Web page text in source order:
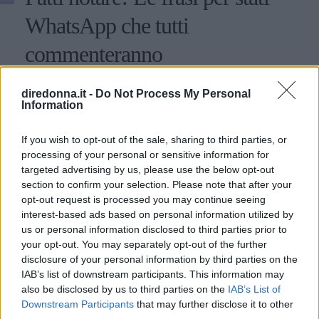
diredonna.it - Do Not Process My Personal
Information
If you wish to opt-out of the sale, sharing to third parties, or
processing of your personal or sensitive information for
targeted advertising by us, please use the below opt-out
section to confirm your selection. Please note that after your
opt-out request is processed you may continue seeing
interest-based ads based on personal information utilized by
us or personal information disclosed to third parties prior to
your opt-out. You may separately opt-out of the further
disclosure of your personal information by third parties on the
IAB’s list of downstream participants. This information may
also be disclosed by us to third parties on the IAB’s List of
Downstream Participants that may further disclose it to other
WhatsApp che tutti
commenteranno
Alcuni consigli relativi alle frasi per stati di WhatsApp:
ecco come fare colpo sui propri contatti utilizzando
PERDITA DURANGO